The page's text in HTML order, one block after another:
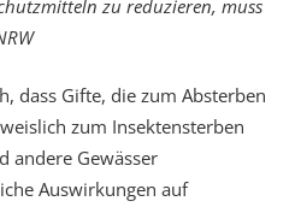
zu reduzieren, muss
dass Gifte, die zum Absterben
zum Insektensterben
andere Gewässer
Auswirkungen auf